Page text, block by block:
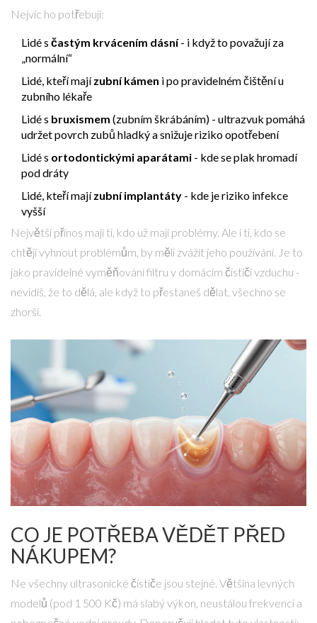
Nejvíc ho potřebují:
Lidé s častým krvácením dásní- i když to považují za
„normální“
Lidé, kteří majízubní kámen i po pravidelném čištění u
zubního lékaře
Lidé s bruxismem (zubním škrábáním) - ultrazvuk pomáhá
udržet povrch zubů hladký a snižuje riziko opotřebení
Lidé s ortodontickými aparátami - kde se plak hromadí
pod dráty
Lidé, kteří majízubní implantáty - kde je riziko infekce
vyšší
Největší přínos mají ti, kdo už mají problémy. Ale i ti, kdo se
chtějí vyhnout problémům, by měli zvážit jeho používání. Je to
jako pravidelné vyměňování filtru v domácím čističi vzduchu -
nevidíš, že to dělá, ale když to přestaneš dělat, všechno se
zhorší.
CO JE POTŘEBA VĚDĚT PŘED
NÁKUPEM?
Ne všechny ultrasonické čističe jsou stejné. Většina levných
modelů (pod 1 500 Kč) má slabý výkon, neustálou frekvenci a